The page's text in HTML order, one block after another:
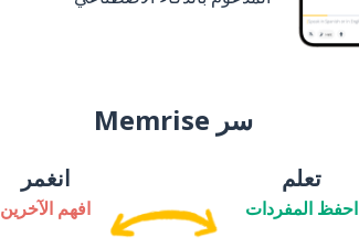
سر Memrise
تعلم
احفظ المفردات
انغمر
افهم الآخرين